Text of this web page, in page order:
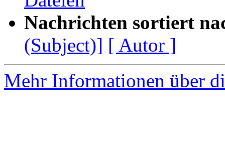
Nachrichten sortiert
(Subject)] [ Autor ]
Mehr Informationen über